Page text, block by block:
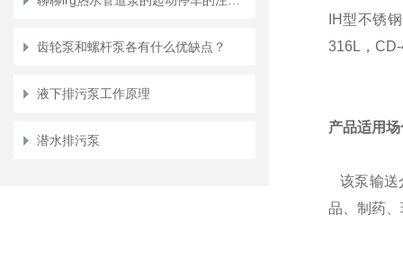
齿轮泵和螺杆泵各有什么优缺点？
液下排污泵工作原理
潜水排污泵
IH型不锈
316L ，
产品适用
该泵输送
品、制药